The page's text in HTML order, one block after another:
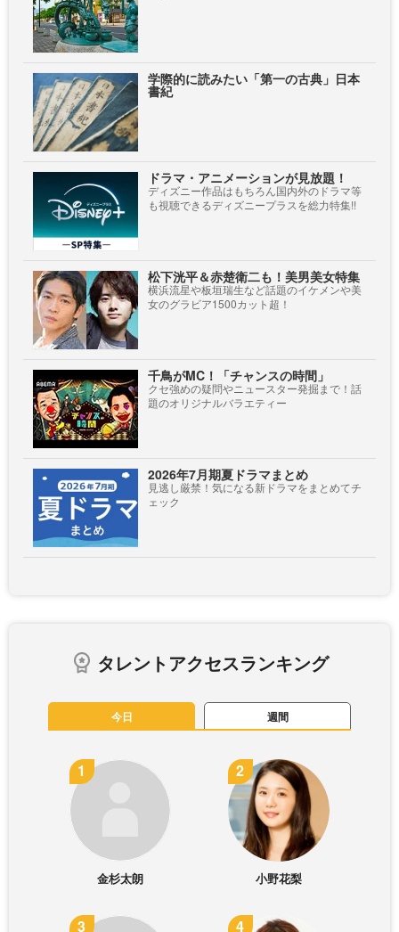
学際的に読みたい「第一の古典」日本
書紀
ドラマ・アニメーションが見放題！
ディズニー作品はもちろん国内外のドラマ等
も視聴できるディズニープラスを総力特集!!
松下洸平＆赤楚衛二も！美男美女特集
横浜流星や板垣瑞生など話題のイケメンや美
女のグラビア1500カット超！
千鳥がMC！「チャンスの時間」
クセ強めの疑問やニュースター発掘まで！話
題のオリジナルバラエティー
2026年7月期夏ドラマまとめ
見逃し厳禁！気になる新ドラマをまとめてチ
ェック
タレントアクセスランキング
今日 週間
金杉太朗 小野花梨